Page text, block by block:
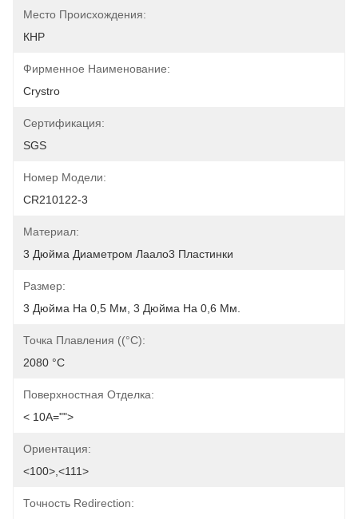
Место Происхождения:
КНР
Фирменное Наименование:
Crystro
Сертификация:
SGS
Номер Модели:
CR210122-3
Материал:
3 Дюйма Диаметром Лаало3 Пластинки
Размер:
3 Дюйма На 0,5 Мм, 3 Дюйма На 0,6 Мм.
Точка Плавления ((°C):
2080 °C
Поверхностная Отделка:
< 10A="">
Ориентация:
<100>,<111>
Точность Redirection: